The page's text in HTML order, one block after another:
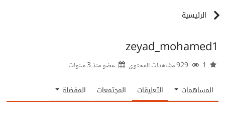
الرئيسية
zeyad_mohamed1
عضو منذ3 سنوات
المساهمات التعليقات المجتمعات المفضلة